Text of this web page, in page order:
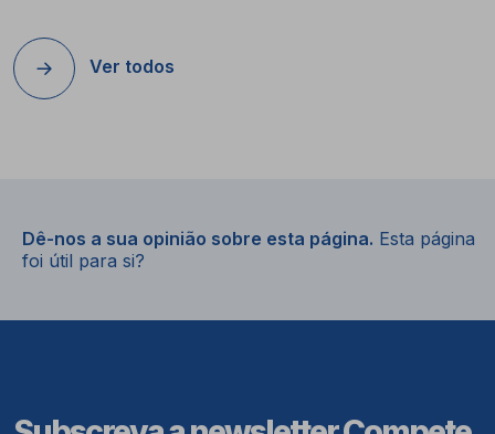
Ver todos
Dê-nos a sua opinião sobre esta página. Esta página
foi útil para si?